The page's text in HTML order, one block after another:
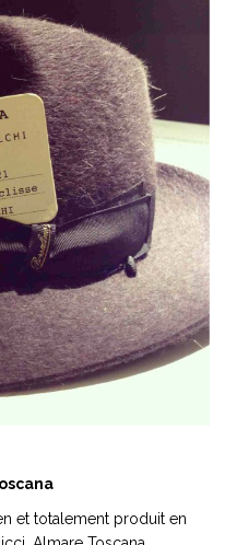
et totalement produit en